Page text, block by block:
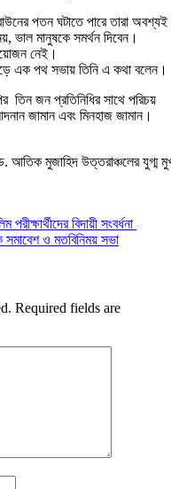
পতন ঘটাতে পারে তারা অবশ্যই
ভাল মানুষকে সমর্থন দিবেন।
নেই।
এক পথ সভায় তিনি এ কথা বলেন।
তিন জন প্রতিনিধির সাথে পরিচয়
জামান এবং মিনহাজ জামান।
আতিক মুজাহিদ উত্তরাঞ্চলের যুগ্ম
বিদায়ী সংবর্ধনা
সমাবেশ ও মতবিনিময় সভা
Required fields are